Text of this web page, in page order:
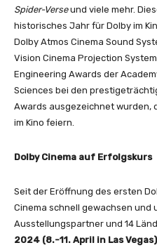
Spider-Verseund viele mehr.
historisches Jahr für Dolby im
Dolby Atmos Cinema Sound
Vision Cinema Projection
Engineering Awards der
Sciences bei den
Awards ausgezeichnet wurden,
im Kino feiern.
Dolby Cinema auf Erfolgskurs
Seit der Eröffnung des ersten
Cinema schnell gewachsen und
Ausstellungspartner und 14
2024 (8.-11. April in Las Vegas)